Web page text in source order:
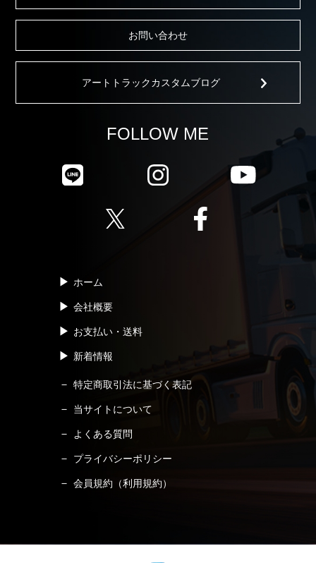
お問い合わせ
アートトラックカスタムブログ
FOLLOW ME
ホーム
会社概要
お支払い・送料
新着情報
特定商取引法に基づく表記
当サイトについて
よくある質問
プライバシーポリシー
会員規約（利用規約）